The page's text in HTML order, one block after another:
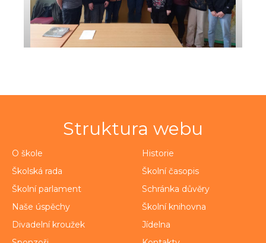
Struktura webu
O škole
Historie
Školská rada
Školní časopis
Školní parlament
Schránka důvěry
Naše úspěchy
Školní knihovna
Divadelní kroužek
Jídelna